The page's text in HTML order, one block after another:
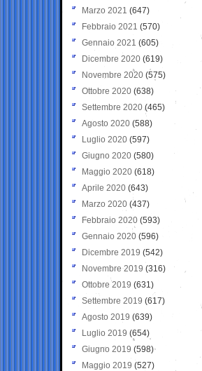
Marzo 2021 (647)
Febbraio 2021 (570)
Gennaio 2021 (605)
Dicembre 2020 (619)
Novembre 2020 (575)
Ottobre 2020 (638)
Settembre 2020(465)
Agosto 2020 (588)
Luglio 2020 (597)
Giugno 2020 (580)
Maggio 2020 (618)
Aprile 2020 (643)
Marzo 2020 (437)
Febbraio 2020 (593)
Gennaio 2020 (596)
Dicembre 2019 (542)
Novembre 2019 (316)
Ottobre 2019 (631)
Settembre 2019 (617)
Agosto 2019 (639)
Luglio 2019 (654)
Giugno 2019 (598)
Maggio 2019 (527)